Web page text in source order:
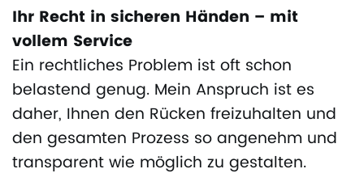
Ihr Recht in sicheren Händen – mit
vollem Service
Ein rechtliches Problem ist oft schon
belastend genug. Mein Anspruch ist es
daher, Ihnen den Rücken freizuhalten und
den gesamten Prozess so angenehm und
transparent wie möglich zu gestalten.